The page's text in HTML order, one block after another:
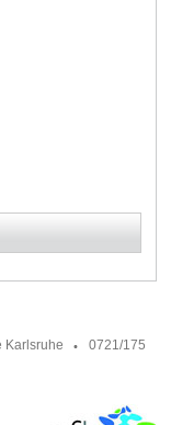
Karlsruhe
0721/175